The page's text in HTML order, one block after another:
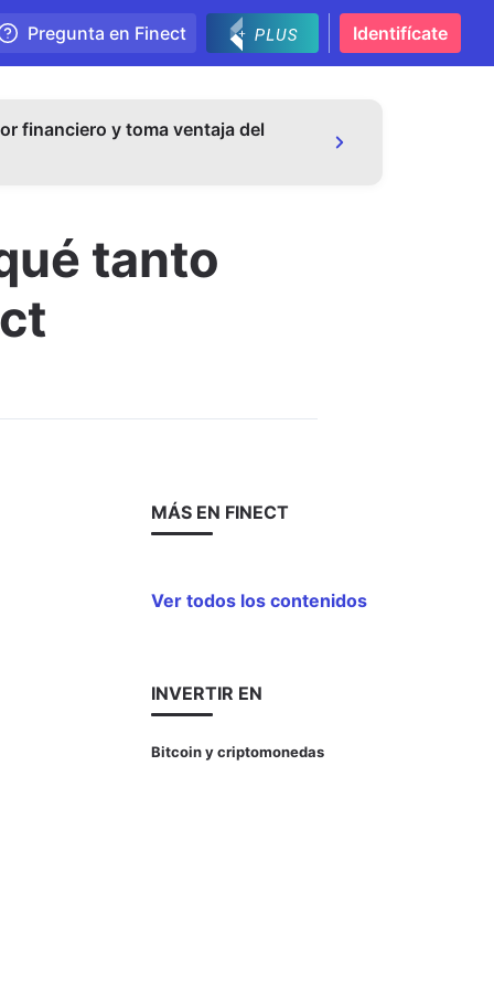
Pregunta en Finect Identifícate
financiero y toma ventaja del
tanto
MÁS EN FINECT
Ver todos los contenidos
INVERTIR EN
Bitcoin y criptomonedas